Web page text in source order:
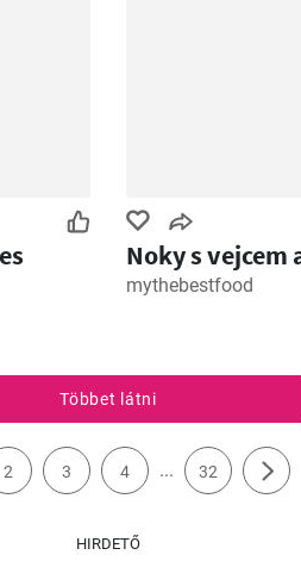
Noky s vejcem
mythebestfood
Többet látni
2 3 4 ... 32
HIRDETŐ